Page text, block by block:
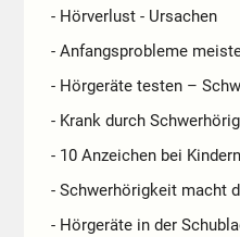
- Hörverlust - Ursachen
- Anfangsprobleme
- Hörgeräte testen –
- Krank durch
- 10 Anzeichen bei Kindern
- Schwerhörigkeit macht
- Hörgeräte in der